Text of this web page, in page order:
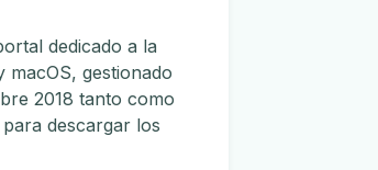
dedicado a la
gestionado
2018 tanto como
descargar los